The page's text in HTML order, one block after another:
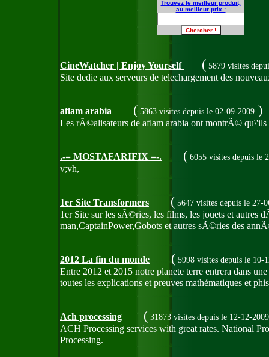
Trouvez le meilleur produit,
au meilleur prix :
CineWatcher | Enjoy Yourself ( 5879 visites
Site dedie aux serveurs de telechargement des
aflam arabia ( 5863 visites depuis le 02-09-2009 )
Les rÃ©alisateurs de aflam arabia ont montrÃ©
.-= MOSTAFARIFIX =-. ( 6055 visites depuis le
v;vh,
1er Site Transformers ( 5647 visites depuis le 27-
1er Site sur les sÃ©ries, les films, les jouets et
man,CaptainPower,Gobots et autres sÃ©ries des
2012 La fin du monde ( 5998 visites depuis le 10-
Entre 2012 et 2015 notre planete terre entrera dans
toutes les explications et preuves mathématiques et
Ach processing ( 31873 visites depuis le 12-12-2009
ACH Processing services with great rates. National
Processing.